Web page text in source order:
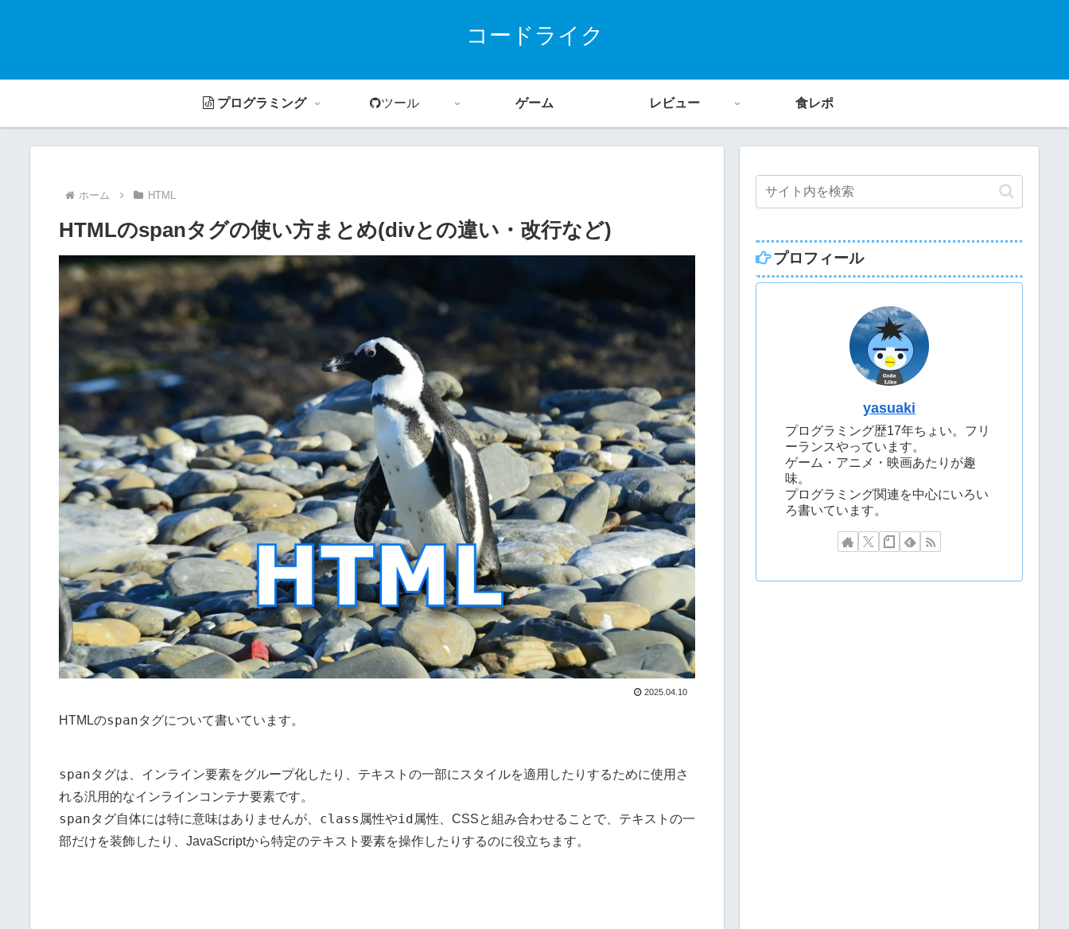
コードライク
プログラミング ツール ゲーム レビュー 食レポ
ホーム HTML
HTMLのspanタグの使い方まとめ(divとの違い・改行など)
2025.04.10
HTMLのspanタグについて書いています。
spanタグは、インライン要素をグループ化したり、テキストの一部にスタイルを適用したりするために使用さ
れる汎用的なインラインコンテナ要素です。
spanタグ自体には特に意味はありませんが、 class 属性やid属性、CSSと組み合わせることで、テキストの一
部だけを装飾したり、JavaScriptから特定のテキスト要素を操作したりするのに役立ちます。
プロフィール
yasuaki
プログラミング歴17年ちょい。フリ
ーランスやっています。
ゲーム・アニメ・映画あたりが趣
味。
プログラミング関連を中心にいろい
ろ書いています。